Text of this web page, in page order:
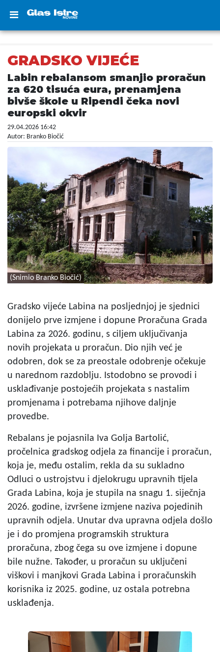
GRADSKO VIJEĆE
Labin rebalansom smanjio proračun
za 620 tisuća eura, prenamjena
bivše škole u Ripendi čeka novi
europski okvir
29.04.2026 16:42
Autor: Branko Biočić
(Snimio Branko Biočić)
Gradsko vijeće Labina na posljednjoj je sjednici
donijelo prve izmjene i dopune Proračuna Grada
Labina za 2026. godinu, s ciljem uključivanja
novih projekata u proračun. Dio njih već je
odobren, dok se za preostale odobrenje očekuje
u narednom razdoblju. Istodobno se provodi i
usklađivanje postojećih projekata s nastalim
promjenama i potrebama njihove daljnje
provedbe.
Rebalans je pojasnila Iva Golja Bartolić,
pročelnica gradskog odjela za financije i proračun,
koja je, među ostalim, rekla da su sukladno
Odluci o ustrojstvu i djelokrugu upravnih tijela
Grada Labina, koja je stupila na snagu 1. siječnja
2026. godine, izvršene izmjene naziva pojedinih
upravnih odjela. Unutar dva upravna odjela došlo
je i do promjena programskih struktura
proračuna, zbog čega su ove izmjene i dopune
bile nužne. Također, u proračun su uključeni
viškovi i manjkovi Grada Labina i proračunskih
korisnika iz 2025. godine, uz ostala potrebna
usklađenja.